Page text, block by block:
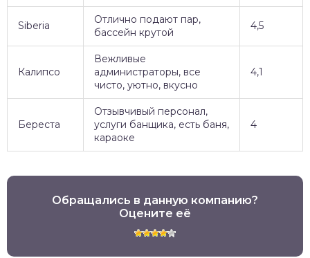
Siberia
Отлично подают пар,
бассейн крутой
4,5
Калипсо
Вежливые
администраторы, все
чисто, уютно, вкусно
4,1
Береста
Отзывчивый персонал,
услуги банщика, есть баня,
караоке
4
Обращались в данную компанию?
Оцените её